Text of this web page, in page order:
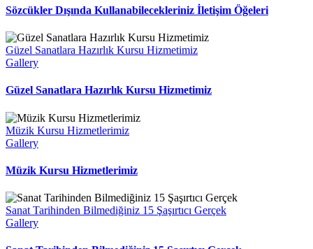
Sözcükler Dışında Kullanabilecekleriniz İletişim Öğeleri
Güzel Sanatlara Hazırlık Kursu Hizmetimiz
Gallery
Güzel Sanatlara Hazırlık Kursu Hizmetimiz
Müzik Kursu Hizmetlerimiz
Gallery
Müzik Kursu Hizmetlerimiz
Sanat Tarihinden Bilmediğiniz 15 Şaşırtıcı Gerçek
Gallery